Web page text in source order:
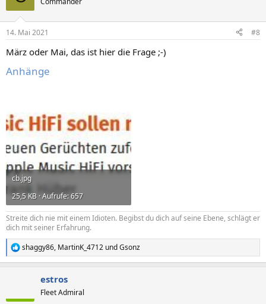
e
:
14. Mai 2021 #8
März oder Mai, das ist hier die Frage ;-)
Anhänge
cb.jpg
25,5 KB · Aufrufe: 657
Streite dich nie mit einem Idioten. Begibst du dich auf seine Ebene, schlägt er
dich mit seiner Erfahrung.
R
e
i
shaggy86, MartinK_4712 undGsonz
estros
Fleet Admiral